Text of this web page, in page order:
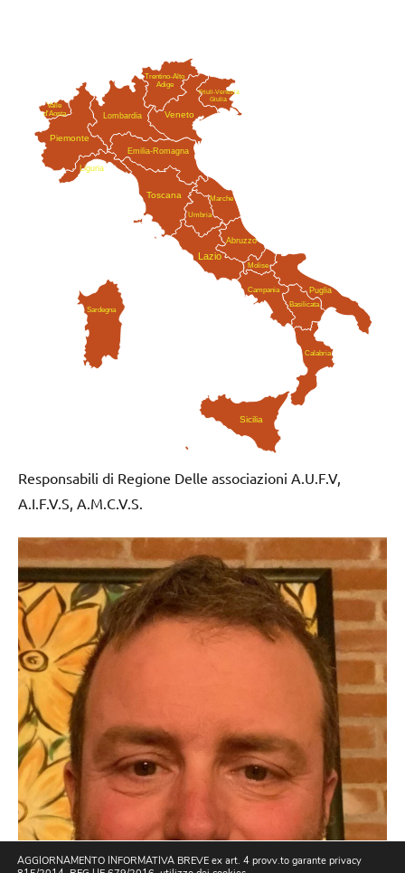
Abruzzo
Valle
d'Aosta
Puglia
Basilicata
Calabria
Campania
Emilia-Romagna
Friuli-Venezia
Giulia
Lazio
Liguria
Lombardia
Marche
Molise
Piemonte
Sardegna
Sicilia
Trentino-Alto
Adige
Toscana
Umbria
Veneto
Responsabili di Regione Delle associazioni A.U.F.V,
A.I.F.V.S, A.M.C.V.S.
AGGIORNAMENTO INFORMATIVA BREVE ex art. 4 provv.to garante privacy